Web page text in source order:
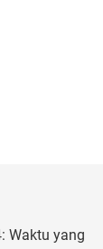
Waktu yang